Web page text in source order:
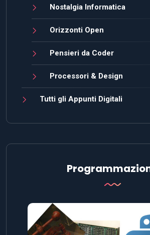
Nostalgia Informatica
Orizzonti Open
Pensieri da Coder
Processori & Design
Tutti gli Appunti Digitali